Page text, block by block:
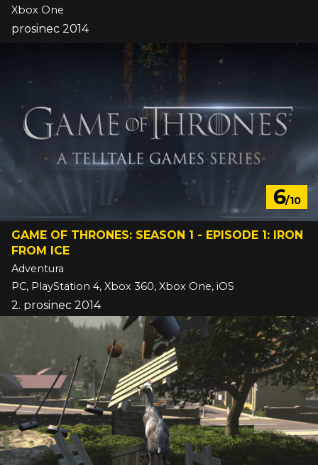
Xbox One
prosinec 2014
6/10
GAME OF THRONES: SEASON 1 - EPISODE 1: IRON
FROM ICE
Adventura
PC, PlayStation 4, Xbox 360, Xbox One, iOS
2. prosinec 2014